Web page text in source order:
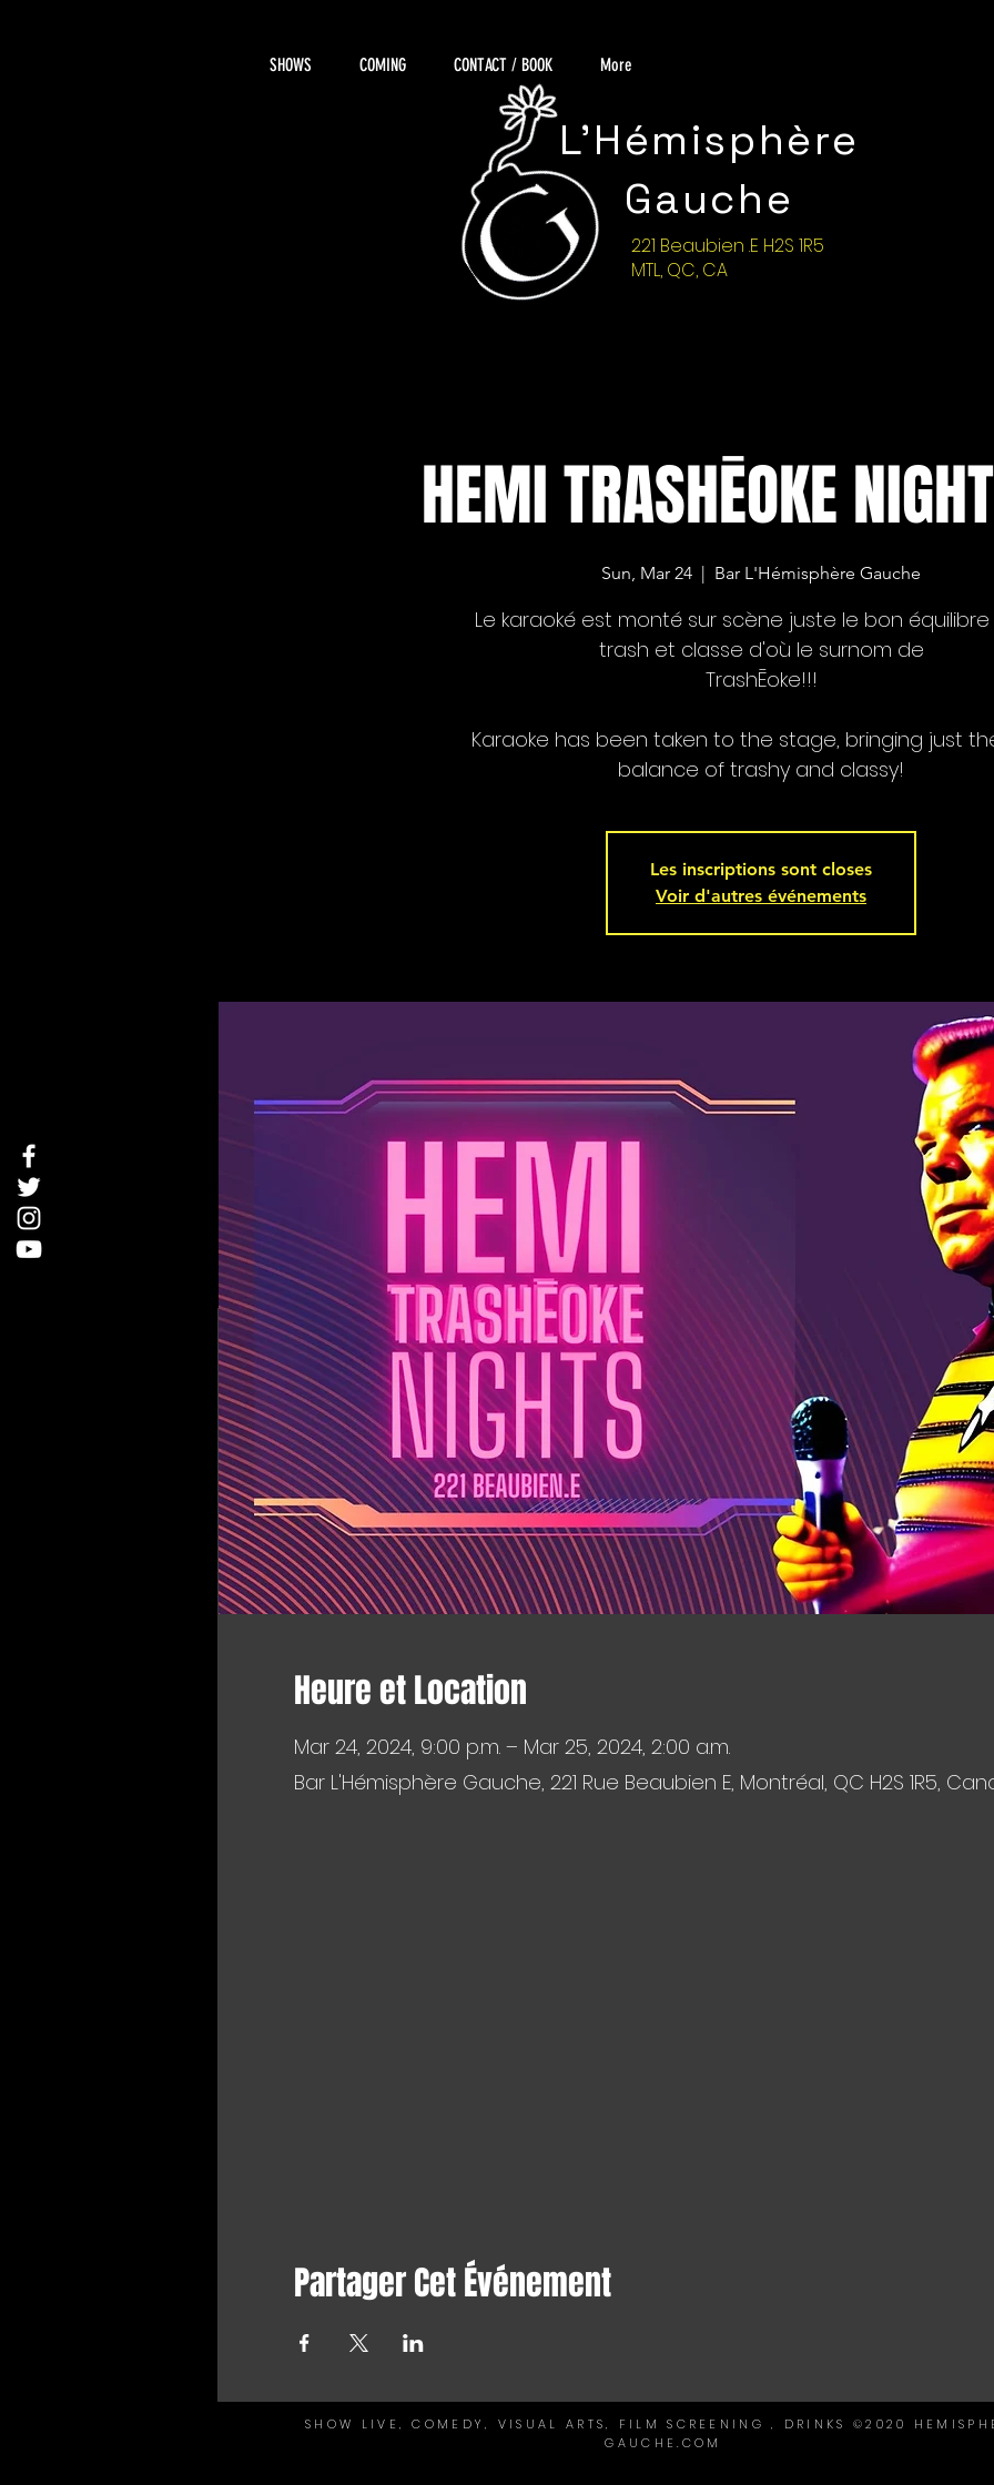
221 Beaubien .E H2S 1R5
MTL, QC, CA
L'Hémisphère
Gauche
SHOWS COMING CONTACT / BOOK More
HEMI TRASHĒOKE
Sun, Mar 24
  |
Bar L'Hémisphère Gauche
Le karaoké est monté sur scène juste le bon
trash et classe d'où le surnom de
TrashĒoke!!!
Karaoke has been taken to the stage, bringing just
balance of trashy and classy!
Les inscriptions sont closes
Voir d'autres événements
Heure et Location
Mar 24, 2024, 9:00 p.m. – Mar 25, 2024, 2:00 a.m.
Bar L'Hémisphère Gauche, 221 Rue Beaubien E, Montréal, QC H2S 1R5,
Partager Cet Événement
SHOW LIVE, COMEDY, VISUAL ARTS, FILM SCREENING , DRINKS ©2020
GAUCHE.COM